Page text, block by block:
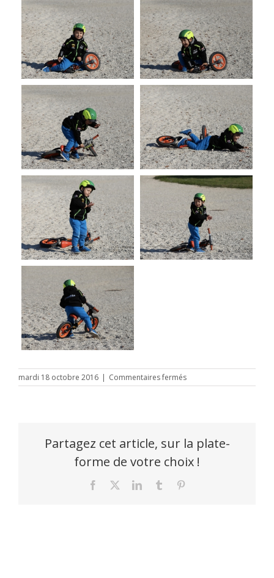
mardi 18 octobre 2016 | Commentaires ferméssur
les
Partagez cet article, sur la plate-
forme de votre choix !
Facebook LinkedInTumblr